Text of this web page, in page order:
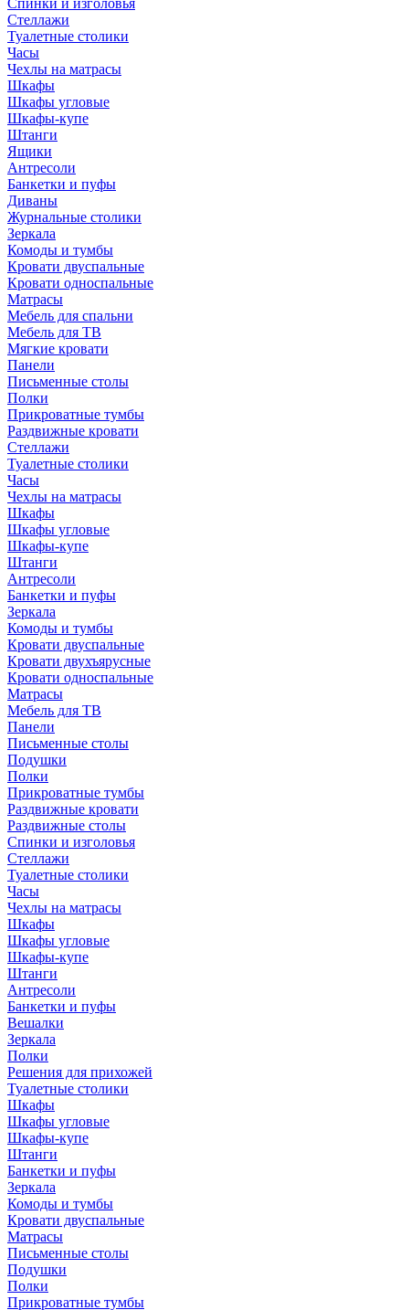
Стеллажи
Туалетные столики
Часы
Чехлы на матрасы
Шкафы
Шкафы угловые
Шкафы-купе
Штанги
Ящики
Антресоли
Банкетки и пуфы
Диваны
Журнальные столики
Зеркала
Комоды и тумбы
Кровати двуспальные
Кровати односпальные
Матрасы
Мебель для спальни
Мебель для ТВ
Мягкие кровати
Панели
Письменные столы
Полки
Прикроватные тумбы
Раздвижные кровати
Стеллажи
Туалетные столики
Часы
Чехлы на матрасы
Шкафы
Шкафы угловые
Шкафы-купе
Штанги
Антресоли
Банкетки и пуфы
Зеркала
Комоды и тумбы
Кровати двуспальные
Кровати двухъярусные
Кровати односпальные
Матрасы
Мебель для ТВ
Панели
Письменные столы
Подушки
Полки
Прикроватные тумбы
Раздвижные кровати
Раздвижные столы
Спинки и изголовья
Стеллажи
Туалетные столики
Часы
Чехлы на матрасы
Шкафы
Шкафы угловые
Шкафы-купе
Штанги
Антресоли
Банкетки и пуфы
Вешалки
Зеркала
Полки
Решения для прихожей
Туалетные столики
Шкафы
Шкафы угловые
Шкафы-купе
Штанги
Банкетки и пуфы
Зеркала
Комоды и тумбы
Кровати двуспальные
Матрасы
Письменные столы
Подушки
Полки
Прикроватные тумбы